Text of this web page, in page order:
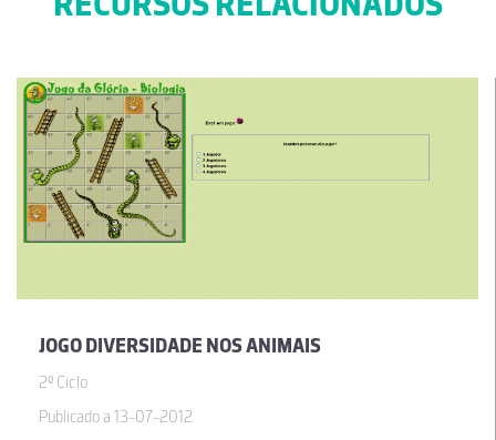
JOGO DIVERSIDADE NOS ANIMAIS
2º Ciclo
Publicado a 13-07-2012